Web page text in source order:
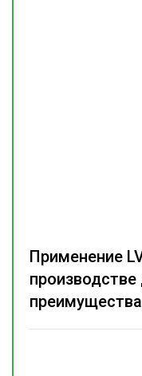
Применение